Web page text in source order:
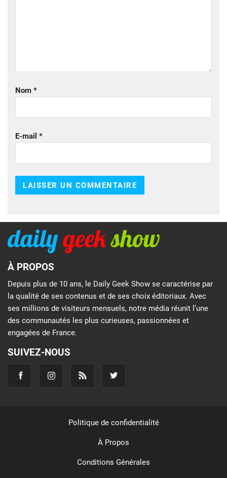
Nom *
E-mail *
À PROPOS
Depuis plus de 10 ans, le Daily Geek Show se caractérise par
la qualité de ses contenus et de ses choix éditoriaux. Avec
ses millions de visiteurs mensuels, notre média réunit l’une
des communautés les plus curieuses, passionnées et
engagées de France.
SUIVEZ-NOUS
Politique de confidentialité
À Propos
Conditions Générales